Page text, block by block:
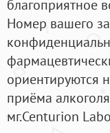
благоприятное
Номер вашего
ориентируются
приёма
мг.Centurion